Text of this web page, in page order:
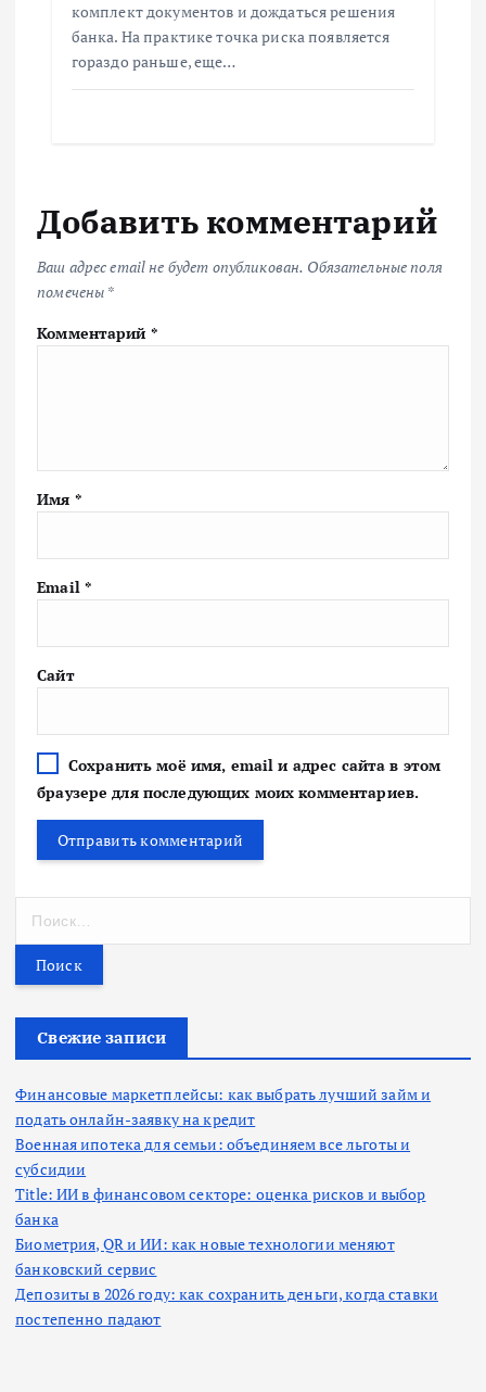
комплект документов и дождаться решения
банка. На практике точка риска появляется
гораздо раньше, еще…
Добавить комментарий
Ваш адрес email не будет опубликован. Обязательные поля
помечены *
Комментарий *
Имя *
Email *
Сайт
Сохранить моё имя, email и адрес сайта в этом
браузере для последующих моих комментариев.
т
Свежие записи
Финансовые маркетплейсы: как выбрать лучший займ и
подать онлайн-заявку на кредит
Военная ипотека для семьи: объединяем все льготы и
субсидии
Title: ИИ в финансовом секторе: оценка рисков и выбор
банка
Биометрия, QR и ИИ: как новые технологии меняют
банковский сервис
Депозиты в 2026 году: как сохранить деньги, когда ставки
постепенно падают